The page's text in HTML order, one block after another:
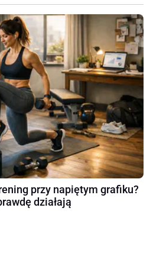
przy napiętym grafiku?
działają